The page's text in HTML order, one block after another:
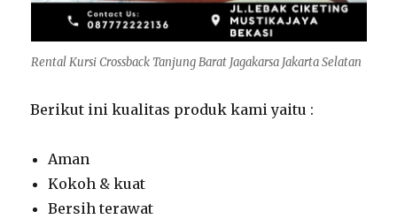
Rental Kursi Crossback Tanjung Barat Jagakarsa Jakarta Selatan
Berikut ini kualitas produk kami yaitu :
Aman
Kokoh & kuat
Bersih terawat